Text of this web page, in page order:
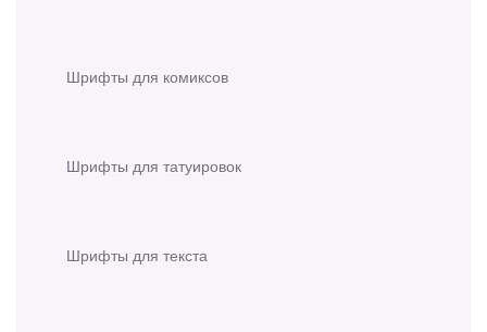
Шрифты для комиксов
Шрифты для татуировок
Шрифты для текста